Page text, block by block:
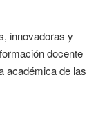
innovadoras y
docente
académica de las